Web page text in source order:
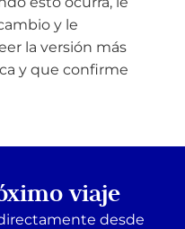
y le
la versión más
y que confirme
viaje
desde